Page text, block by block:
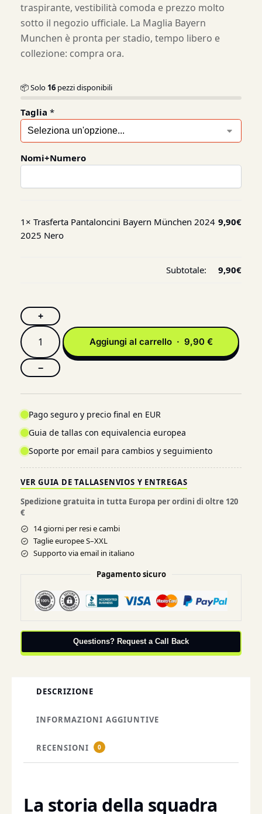
traspirante, vestibilità comoda e prezzo molto
sotto il negozio ufficiale. La Maglia Bayern
Munchen è pronta per stadio, tempo libero e
collezione: compra ora.
📦 Solo 16 pezzi disponibili
Taglia *
Nomi+Numero
1× Trasferta Pantaloncini Bayern München 2024
2025 Nero
9,90€
Subtotale: 9,90€
+
−
Aggiungi al carrello · 9,90 €
Pago seguro y precio final en EUR
Guia de tallas con equivalencia europea
Soporte por email para cambios y seguimiento
VER GUIA DE TALLASENVIOS Y ENTREGAS
Spedizione gratuita in tutta Europa per ordini di oltre 120
€
14 giorni per resi e cambi
Taglie europee S–XXL
Supporto via email in italiano
Pagamento sicuro
Questions? Request a Call Back
DESCRIZIONE
INFORMAZIONI AGGIUNTIVE
RECENSIONI 0
La storia della squadra